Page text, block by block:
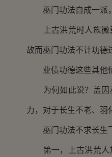
巫门功法自成一派，
上古洪荒时人族微弱
故而巫门功法不计功德
业债功德这些其他仙
为何如此说？盖因巫
力，对于长生不老、羽
巫门功法不求长生飞
第一，上古洪荒人族